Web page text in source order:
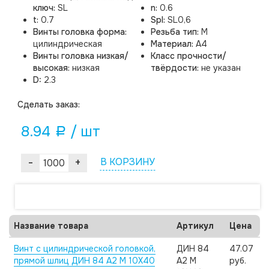
ключ: SL
t: 0.7
Винты головка форма:
цилиндрическая
Винты головка низкая/
высокая: низкая
D: 2.3
n: 0.6
Spl: SL0,6
Резьба тип: M
Материал: A4
Класс прочности/
твёрдости: не указан
Cделать заказ:
8.94 a / шт
- + В КОРЗИНУ
Название товара Артикул Цена
Винт с цилиндрической головкой,
прямой шлиц ДИН 84 А2 M 10X40
ДИН 84
А2 M
47.07
руб.